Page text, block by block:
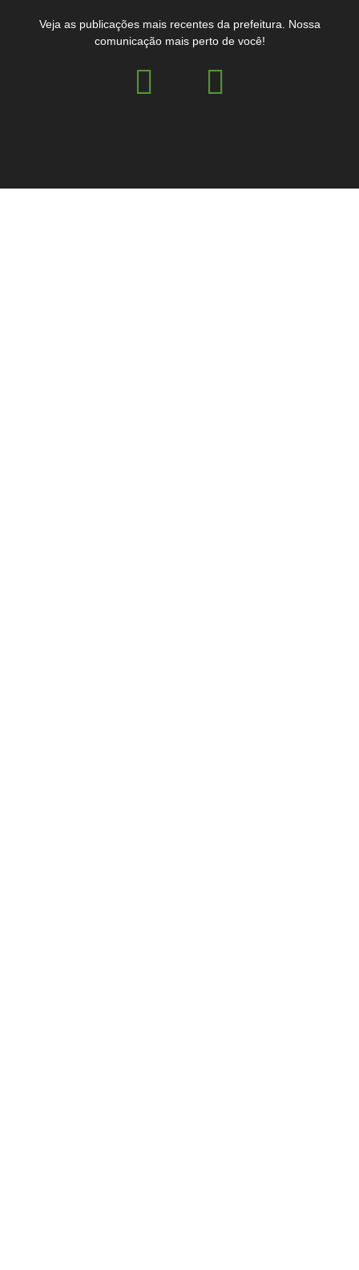
Veja as publicações mais recentes da prefeitura. Nossa
comunicação mais perto de você!